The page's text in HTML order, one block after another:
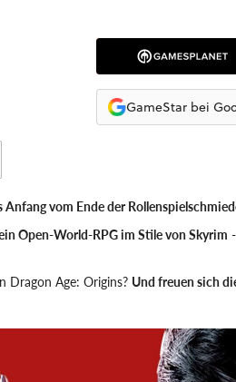
GameStar bei
Anfang vom Ende der
Open-World-RPG im Stile von Skyrim
Dragon Age: Origins? Und freuen sich